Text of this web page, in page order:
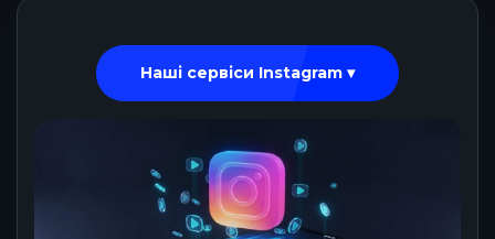
Наші сервіси Instagram ▾